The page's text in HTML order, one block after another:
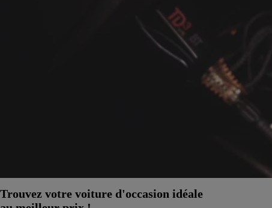
Trouvez votre voiture d'occasion idéale